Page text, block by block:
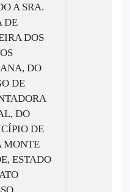
A SRA.
DE
DOS
DO
DE
DO
DE
MONTE
ESTADO